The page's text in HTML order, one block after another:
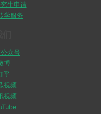
生申请
学服务
众号
博
乎
视频
视频